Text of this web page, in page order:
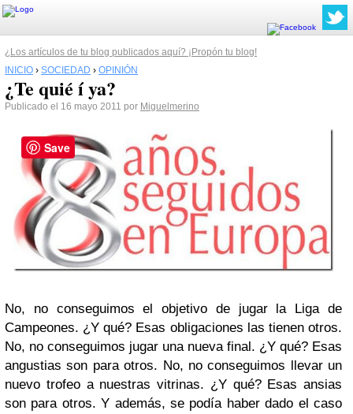
¿Los artículos de tu blog publicados aquí? ¡Propón tu blog!
INICIO › SOCIEDAD › OPINIÓN
¿Te quié í ya?
Publicado el 16 mayo 2011 por Miguelmerino
No, no conseguimos el objetivo de jugar la Liga de
Campeones. ¿Y qué? Esas obligaciones las tienen otros.
No, no conseguimos jugar una nueva final. ¿Y qué? Esas
angustias son para otros. No, no conseguimos llevar un
nuevo trofeo a nuestras vitrinas. ¿Y qué? Esas ansias
son para otros. Y además, se podía haber dado el caso
Save